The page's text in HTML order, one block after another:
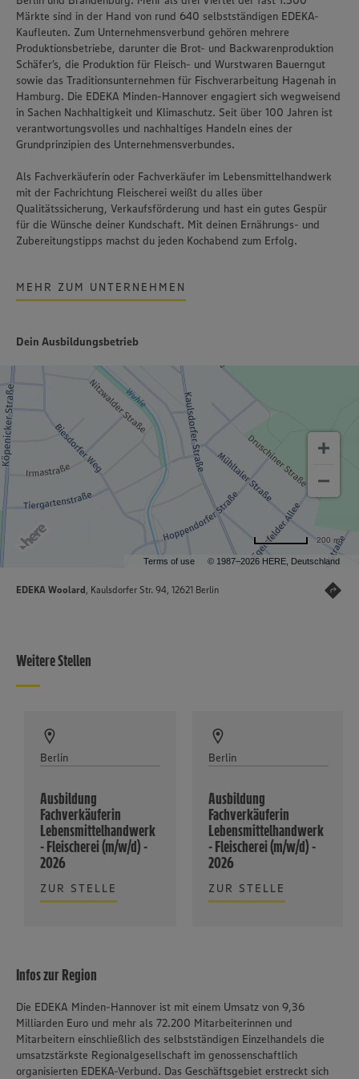
Märkte sind in der Hand von rund 640 selbstständigen EDEKA-
Kaufleuten. Zum Unternehmensverbund gehören mehrere
Produktionsbetriebe, darunter die Brot- und Backwarenproduktion
Schäfer’s, die Produktion für Fleisch- und Wurstwaren Bauerngut
sowie das Traditionsunternehmen für Fischverarbeitung Hagenah in
Hamburg. Die EDEKA Minden-Hannover engagiert sich wegweisend
in Sachen Nachhaltigkeit und Klimaschutz. Seit über 100 Jahren ist
verantwortungsvolles und nachhaltiges Handeln eines der
Grundprinzipien des Unternehmensverbundes.
Als Fachverkäuferin oder Fachverkäufer im Lebensmittelhandwerk
mit der Fachrichtung Fleischerei weißt du alles über
Qualitätssicherung, Verkaufsförderung und hast ein gutes Gespür
für die Wünsche deiner Kundschaft. Mit deinen Ernährungs- und
Zubereitungstipps machst du jeden Kochabend zum Erfolg.
MEHR ZUM UNTERNEHMEN
Dein Ausbildungsbetrieb
Terms of use © 1987–2026 HERE, Deutschland
200 m
EDEKA Woolard, Kaulsdorfer Str. 94, 12621 Berlin
Weitere Stellen
Berlin
Ausbildung
Fachverkäuferin
Lebensmittelhandwerk
- Fleischerei (m/w/d) -
2026
ZUR STELLE
Berlin
Ausbildung
Fachverkäuferin
Lebensmittelhandwerk
- Fleischerei (m/w/d) -
2026
ZUR STELLE
Infos zur Region
Die EDEKA Minden-Hannover ist mit einem Umsatz von 9,36
Milliarden Euro und mehr als 72.200 Mitarbeiterinnen und
Mitarbeitern einschließlich des selbstständigen Einzelhandels die
umsatzstärkste Regionalgesellschaft im genossenschaftlich
organisierten EDEKA-Verbund. Das Geschäftsgebiet erstreckt sich